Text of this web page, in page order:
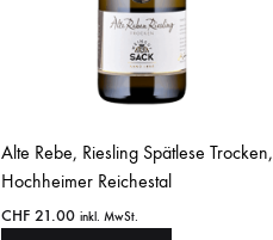
Alte Rebe, Riesling Spätlese Trocken,
Hochheimer Reichestal
CHF 21.00 inkl. MwSt.